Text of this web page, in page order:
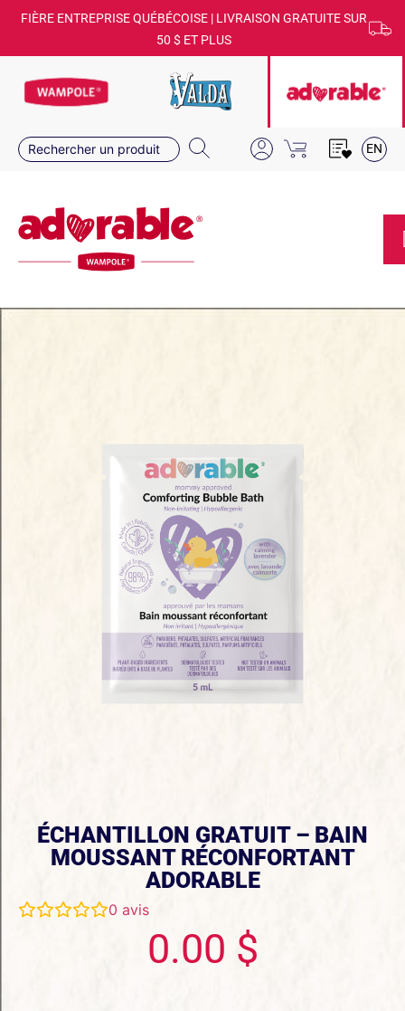
FIÈRE ENTREPRISE QUÉBÉCOISE | LIVRAISON GRATUITE SUR
50 $ ET PLUS
EN
ÉCHANTILLON GRATUIT – BAIN
MOUSSANT RÉCONFORTANT
ADORABLE
0 avis
0.00 $